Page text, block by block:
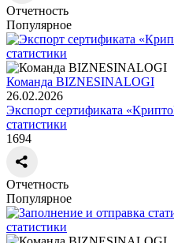
Отчетность
Популярное
Команда BIZNESINALOGI
26.02.2026
Экспорт сертификата
статистики
1694
Отчетность
Популярное